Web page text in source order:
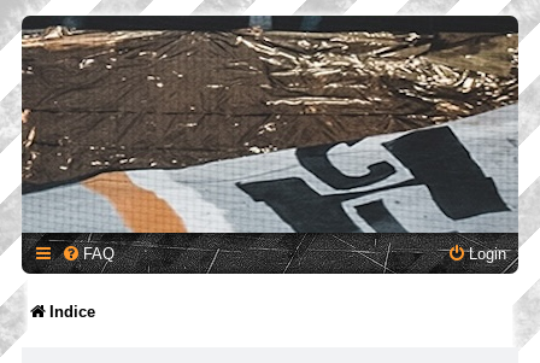
FAQ Login
Indice